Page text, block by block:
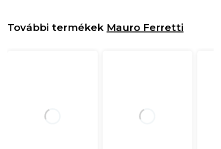
További termékek Mauro Ferretti